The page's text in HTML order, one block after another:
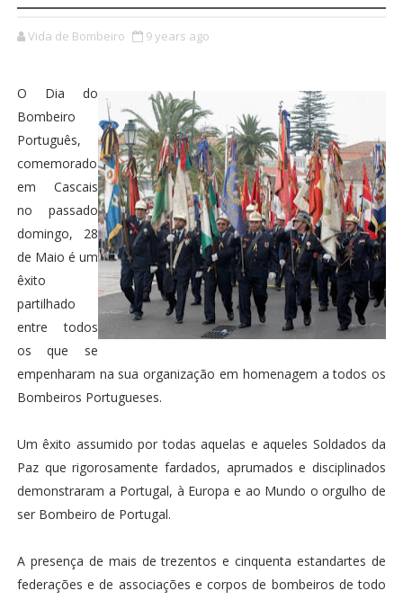
Vida de Bombeiro 9 years ago
O Dia do
Bombeiro
Português,
comemorado
em Cascais
no passado
domingo, 28
de Maio é um
êxito
partilhado
entre todos
os que se
empenharam na sua organização em homenagem a todos os
Bombeiros Portugueses.
Um êxito assumido por todas aquelas e aqueles Soldados da
Paz que rigorosamente fardados, aprumados e disciplinados
demonstraram a Portugal, à Europa e ao Mundo o orgulho de
ser Bombeiro de Portugal.
A presença de mais de trezentos e cinquenta estandartes de
federações e de associações e corpos de bombeiros de todo